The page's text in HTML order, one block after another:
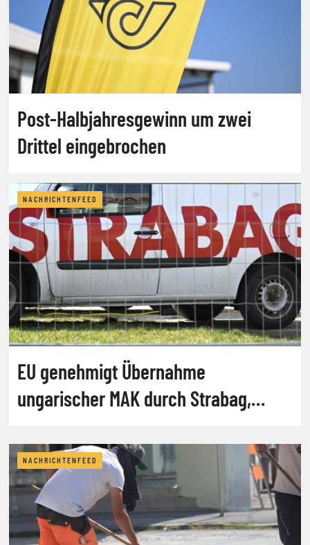
Post-Halbjahresgewinn um zwei
Drittel eingebrochen
NACHRICHTENFEED
EU genehmigt Übernahme
ungarischer MAK durch Strabag,
NACHRICHTENFEED